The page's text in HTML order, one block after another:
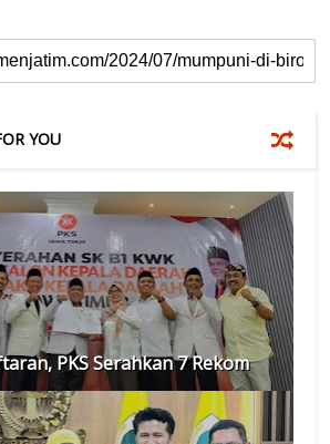
YOU
PKS Serahkan 7 Rekom